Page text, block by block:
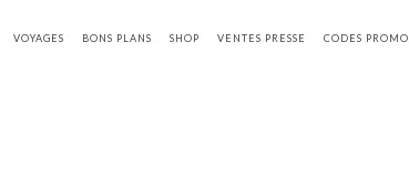
VOYAGES BONS PLANS SHOP VENTES PRESSE CODES PROMO